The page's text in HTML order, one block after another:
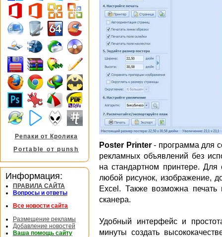
Poster Printer- программа для
рекламных объявлений без
на стандартном принтере. Для
любой рисунок, изображение,
Excel. Также возможна
сканера.
Удобный интерфейс и
минуты создать
Репаки от Кролика
Portable от punsh
Информация:
ПРАВИЛА САЙТА
Вопросы и ответы
Все новости сайта
Размещение рекламы
Добавление новостей
Ваша помощь сайту